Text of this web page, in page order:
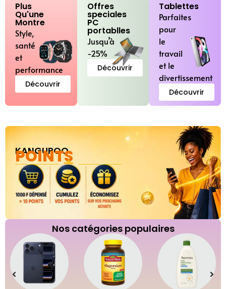
Plus
Qu'une
Montre
Style,
santé
et
performance
Découvrir
Offres
speciales
PC
portablles
Jusqu’à
-25%
Découvrir
Tablettes
Parfaites
pour
le
travail
et le
divertissement
Découvrir
KANGUROO
POINTS
Nos catégories populaires